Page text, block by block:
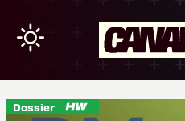
Dossier